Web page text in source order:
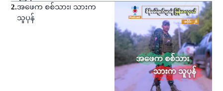
2.အဖေက စစ်သား၊ သားက
သူပုန်